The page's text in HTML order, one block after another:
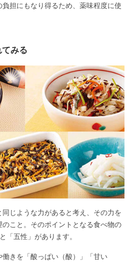
担にもなり得るため、薬味程度に使
みる
じような力があると考え、その力を
こと。そのポイントとなる食べ物の
「五性」があります。
働きを「酸っぱい（酸）」「甘い